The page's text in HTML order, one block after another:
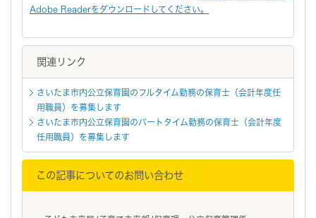
Adobe Readerをダウンロードしてください。
関連リンク
さいたま市内公立保育園のフルタイム勤務の保育士（会計年度任
用職員）を募集します
さいたま市内公立保育園のパートタイム勤務の保育士（会計年度
任用職員）を募集します
この記事についてのお問い合わせ